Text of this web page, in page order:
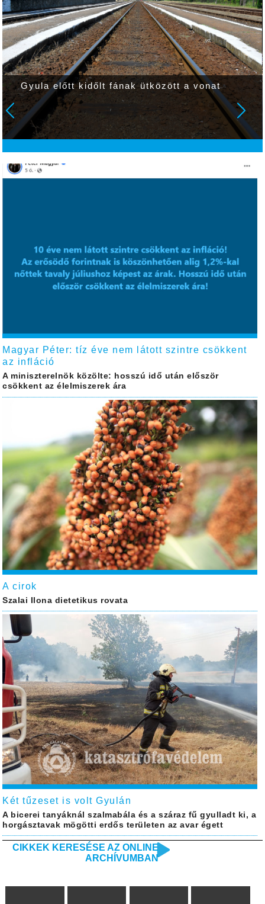
Gyula előtt kidőlt fának ütközött a vonat
Magyar Péter: tíz éve nem látott szintre csökkent
az infláció
A miniszterelnök közölte: hosszú idő után először
csökkent az élelmiszerek ára
A cirok
Szalai Ilona dietetikus rovata
Két tűzeset is volt Gyulán
A bicerei tanyáknál szalmabála és a száraz fű gyulladt ki, a
horgásztavak mögötti erdős területen az avar égett
CIKKEK KERESÉSE AZ ONLINE
ARCHÍVUMBAN